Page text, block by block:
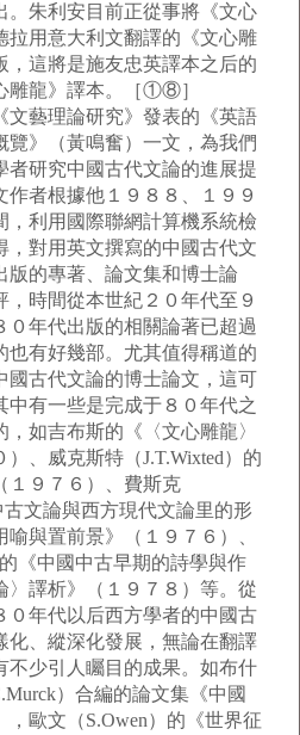
。朱利安目前正從事將《文心
拉用意大利文翻譯的《文心雕
，這將是施友忠英譯本之后的
雕龍》譯本。［①⑧］
藝理論研究》發表的《英語
覽》（黃鳴奮）一文，為我們
者研究中國古代文論的進展提
者根據他１９８８、１９９
，利用國際聯網計算機系統檢
，對用英文撰寫的中國古代文
版的專著、論文集和博士論
時間從本世紀２０年代至９
０年代出版的相關論著已超過
也有好幾部。尤其值得稱道的
國古代文論的博士論文，這可
中有一些是完成于８０年代之
如吉布斯的《〈文心雕龍〉
、威克斯特（J.T.Wixted）的
１９７６）、費斯克
古文論與西方現代文論里的形
與置前景》（１９７６）、
《中國中古早期的詩學與作
〉譯析》（１９７８）等。從
０年代以后西方學者的中國古
化、縱深化發展，無論在翻譯
不少引人矚目的成果。如布什
）合編的論文集《中國
歐文（S.Owen）的《世界征